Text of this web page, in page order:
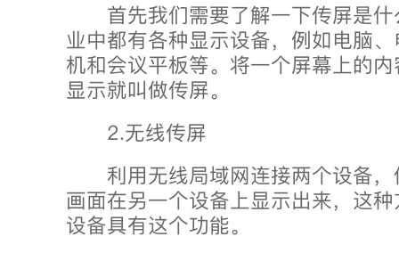
首先我们需要了解一下传屏是什
业中都有各种显示设备，例如电脑
机和会议平板等。将一个屏幕上的
显示就叫做传屏。
2.无线传屏
利用无线局域网连接两个设备，
画面在另一个设备上显示出来，这
设备具有这个功能。